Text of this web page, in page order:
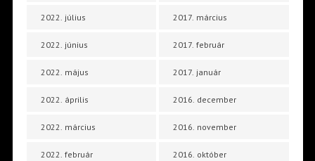
2022. július
2022. június
2022. május
2022. április
2022. március
2022. február
2017. március
2017. február
2017. január
2016. december
2016. november
2016. október